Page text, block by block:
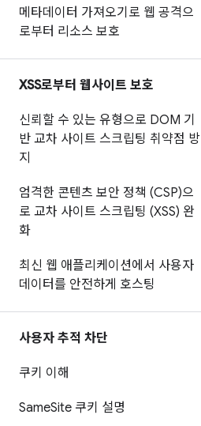
메타데이터 가져오기로 웹 공격으
로부터 리소스 보호
XSS로부터 웹사이트 보호
신뢰할 수 있는 유형으로 DOM 기
반 교차 사이트 스크립팅 취약점 방
지
엄격한 콘텐츠 보안 정책 (CSP)으
로 교차 사이트 스크립팅 (XSS) 완
화
최신 웹 애플리케이션에서 사용자
데이터를 안전하게 호스팅
사용자 추적 차단
쿠키 이해
SameSite 쿠키 설명